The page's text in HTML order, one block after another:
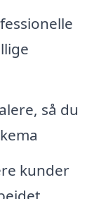
så du
kunder